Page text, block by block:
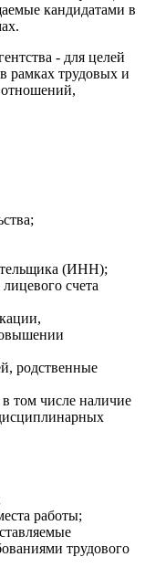
кандидатами в
- для целей
рамках трудовых и
(ИНН);
счета
родственные
в том числе наличие
работы;
трудового